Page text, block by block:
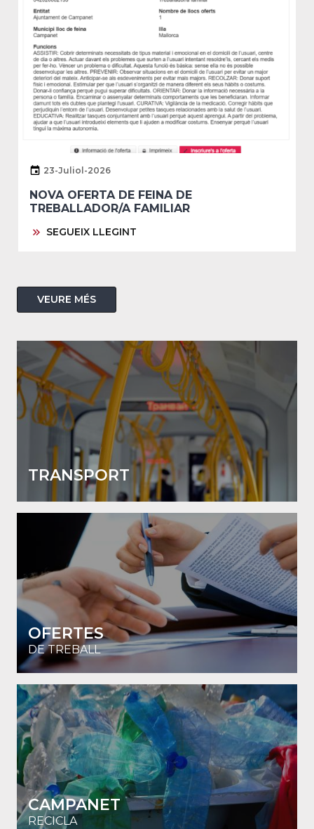
23-Juliol-2026
NOVA OFERTA DE FEINA DE
TREBALLADOR/A FAMILIAR
SEGUEIX LLEGINT
VEURE MÉS
TRANSPORT
OFERTES
DE TREBALL
CAMPANET
RECICLA